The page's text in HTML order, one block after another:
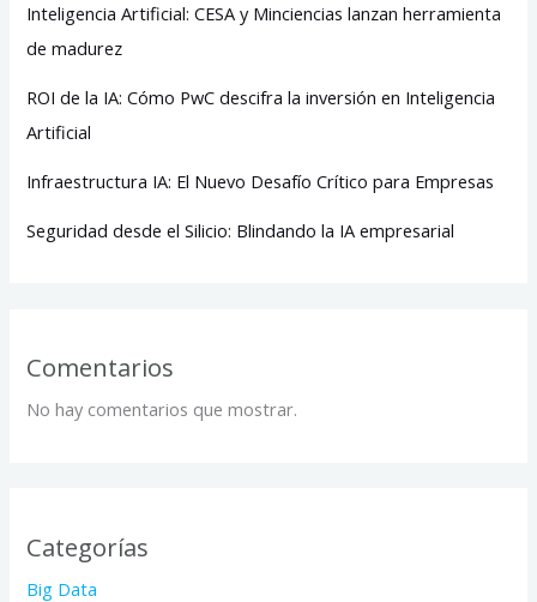
Inteligencia Artificial: CESA y Minciencias lanzan herramienta
de madurez
ROI de la IA: Cómo PwC descifra la inversión en Inteligencia
Artificial
Infraestructura IA: El Nuevo Desafío Crítico para Empresas
Seguridad desde el Silicio: Blindando la IA empresarial
Comentarios
No hay comentarios que mostrar.
Categorías
Big Data